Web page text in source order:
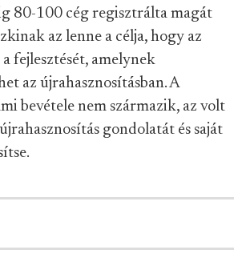
80-100 cég regisztrálta magát
az lenne a célja, hogy az
fejlesztését, amelynek
az újrahasznosításban. A
bevétele nem származik, az volt
gondolatát és saját